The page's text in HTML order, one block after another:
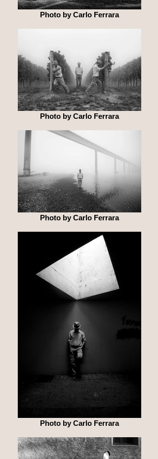
Photo by Carlo Ferrara
Photo by Carlo Ferrara
Photo by Carlo Ferrara
Photo by Carlo Ferrara